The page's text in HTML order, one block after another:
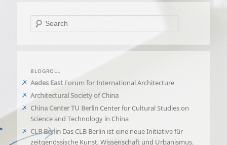
Search
BLOGROLL
Aedes East Forum for International Architecture
Architectural Society of China
China Center TU Berlin Center for Cultural Studies on
Science and Technology in China
CLB Berlin Das CLB Berlin ist eine neue Initiative für
zeitgenössische Kunst, Wissenschaft und Urbanismus.